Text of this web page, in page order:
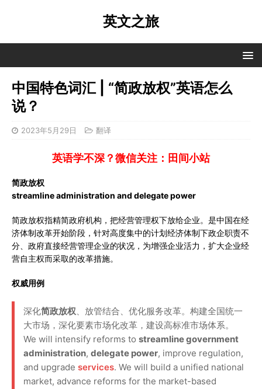
英文之旅
中国特色词汇 | “简政放权”英语怎么
说？
2023年5月29日 翻译
英语学不深？微信关注：田间小站
简政放权
streamline administration and delegate power
简政放权指精简政府机构，把经营管理权下放给企业。是中国在经
济体制改革开始阶段，针对高度集中的计划经济体制下政企职责不
分、政府直接经营管理企业的状况，为增强企业活力，扩大企业经
营自主权而采取的改革措施。
权威用例
深化简政放权、放管结合、优化服务改革。构建全国统一
大市场，深化要素市场化改革，建设高标准市场体系。
We will intensify reforms to streamline government
administration, delegate power, improve regulation,
and upgrade services. We will build a unified national
market, advance reforms for the market-based